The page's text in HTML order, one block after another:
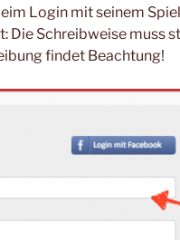
Login mit seinem
Die Schreibweise muss
findet Beachtung!